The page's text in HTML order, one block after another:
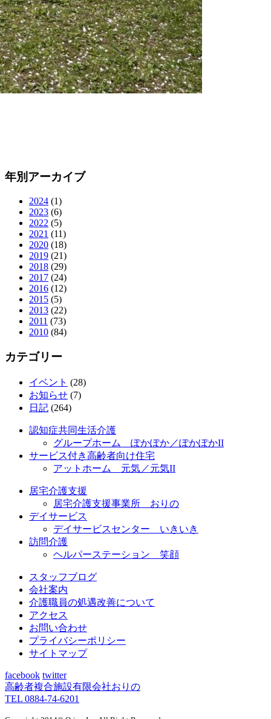
年別アーカイブ
2024 (1)
2023 (6)
2022 (5)
2021 (11)
2020 (18)
2019 (21)
2018 (29)
2017 (24)
2016 (12)
2015 (5)
2013 (22)
2011 (73)
2010 (84)
カテゴリー
イベント (28)
お知らせ (7)
日記 (264)
認知症共同生活介護
グループホーム ぽかぽか／ぽかぽかII
サービス付き高齢者向け住宅
アットホーム 元気／元気II
居宅介護支援
居宅介護支援事業所 おりの
デイサービス
デイサービスセンター いきいき
訪問介護
ヘルパーステーション 笑顔
スタッフブログ
会社案内
介護職員の処遇改善について
アクセス
お問い合わせ
プライバシーポリシー
サイトマップ
facebook twitter
高齢者複合施設有限会社おりの
TEL 0884-74-6201